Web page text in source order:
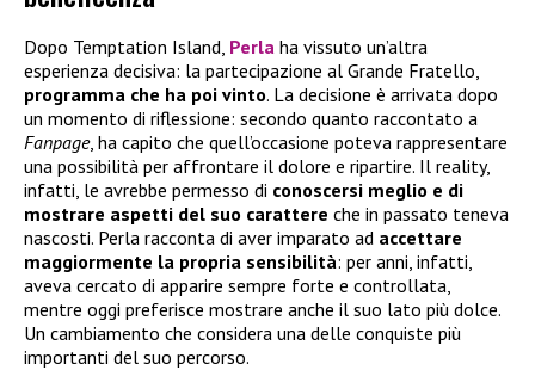
Dopo Temptation Island, Perla ha vissuto un’altra
esperienza decisiva: la partecipazione al Grande Fratello,
programma che ha poi vinto. La decisione è arrivata dopo
un momento di riflessione: secondo quanto raccontato a
Fanpage, ha capito che quell’occasione poteva rappresentare
una possibilità per affrontare il dolore e ripartire. Il reality,
infatti, le avrebbe permesso di conoscersi meglio e di
mostrare aspetti del suo carattere che in passato teneva
nascosti. Perla racconta di aver imparato ad accettare
maggiormente la propria sensibilità: per anni, infatti,
aveva cercato di apparire sempre forte e controllata,
mentre oggi preferisce mostrare anche il suo lato più dolce.
Un cambiamento che considera una delle conquiste più
importanti del suo percorso.